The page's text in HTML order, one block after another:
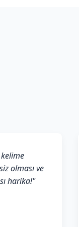
olması ve
harika!"